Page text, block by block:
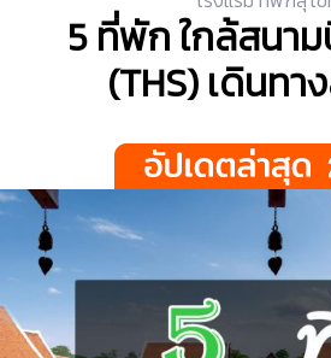
5 ที่พัก ใกล้สนา
(THS) เดินทา